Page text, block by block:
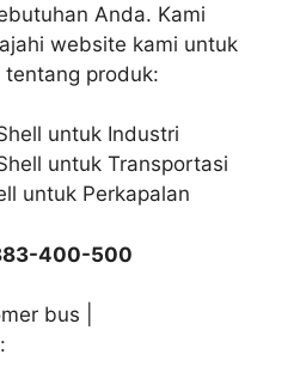
Anda. Kami
website kami untuk
produk:
untuk Industri
untuk Transportasi
untuk Perkapalan
400-500
bus |